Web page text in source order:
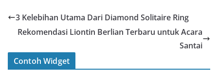
3 Kelebihan Utama Dari Diamond Solitaire Ring
Rekomendasi Liontin Berlian Terbaru untuk Acara
Santai
Contoh Widget